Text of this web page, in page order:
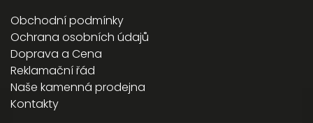
Obchodní podmínky
Ochrana osobních údajů
Doprava a Cena
Reklamační řád
Naše kamenná prodejna
Kontakty